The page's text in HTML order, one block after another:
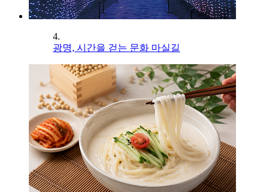
4.
광명, 시간을 걷는 문화 마실길